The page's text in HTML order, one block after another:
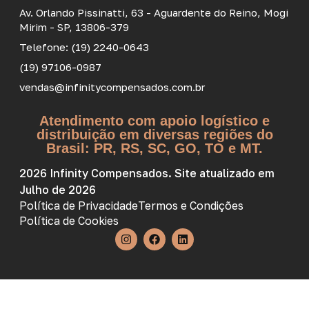
Av. Orlando Pissinatti, 63 - Aguardente do Reino, Mogi
Mirim - SP, 13806-379
Telefone: (19) 2240-0643
(19) 97106-0987
vendas@infinitycompensados.com.br
Atendimento com apoio logístico e
distribuição em diversas regiões do
Brasil: PR, RS, SC, GO, TO e MT.
2026 Infinity Compensados. Site atualizado em
Julho de 2026
Política de PrivacidadeTermos e Condições
Política de Cookies